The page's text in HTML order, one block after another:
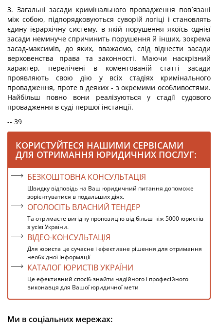
3. Загальні засади кримінального провадження пов´язані
між собою, підпорядковуються суворій логіці і становлять
єдину ієрархічну систему, в якій порушення якоїсь однієї
засади неминуче спричинить порушення й інших, зокрема
засад-максимів, до яких, вважаємо, слід віднести засади
верховенства права та законності. Маючи наскрізний
характер, перелічені в коментованій статті засади
проявляють свою дію у всіх стадіях кримінального
провадження, проте в деяких - з окремими особливостями.
Найбільш повно вони реалізуються у стадії судового
провадження в суді першої інстанції.
-- 39
КОРИСТУЙТЕСЯ НАШИМИ СЕРВІСАМИ
ДЛЯ ОТРИМАННЯ ЮРИДИЧНИХ ПОСЛУГ:
БЕЗКОШТОВНА КОНСУЛЬТАЦІЯ
Швидку відповідь на Ваш юридичний питання допоможе
зорієнтуватися в подальших діях.
ОГОЛОСІТЬ ВЛАСНИЙ ТЕНДЕР
Та отримаєте вигідну пропозицію від більш ніж 5000 юристів
з усієї України.
ВІДЕО-КОНСУЛЬТАЦІЯ
Для юриста це сучасне і ефективне рішення для отримання
необхідної інформації
КАТАЛОГ ЮРИСТІВ УКРАЇНИ
Це ефективний спосіб знайти надійного і професійного
виконавця для Вашої юридичної мети
Ми в соціальних мережах: